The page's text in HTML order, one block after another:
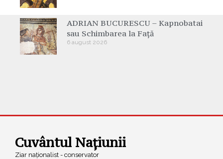
ADRIAN BUCURESCU – Kapnobatai
sau Schimbarea la Față
6 august 2026
Cuvântul Națiunii
Ziar naționalist - conservator